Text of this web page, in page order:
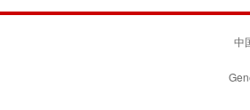
中